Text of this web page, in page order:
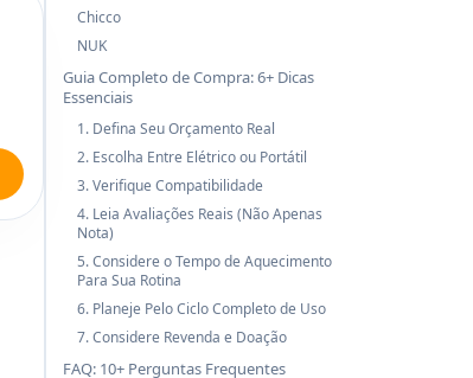
Chicco
NUK
Guia Completo de Compra: 6+ Dicas
Essenciais
1. Defina Seu Orçamento Real
2. Escolha Entre Elétrico ou Portátil
3. Verifique Compatibilidade
4. Leia Avaliações Reais (Não Apenas
Nota)
5. Considere o Tempo de Aquecimento
Para Sua Rotina
6. Planeje Pelo Ciclo Completo de Uso
7. Considere Revenda e Doação
FAQ: 10+ Perguntas Frequentes